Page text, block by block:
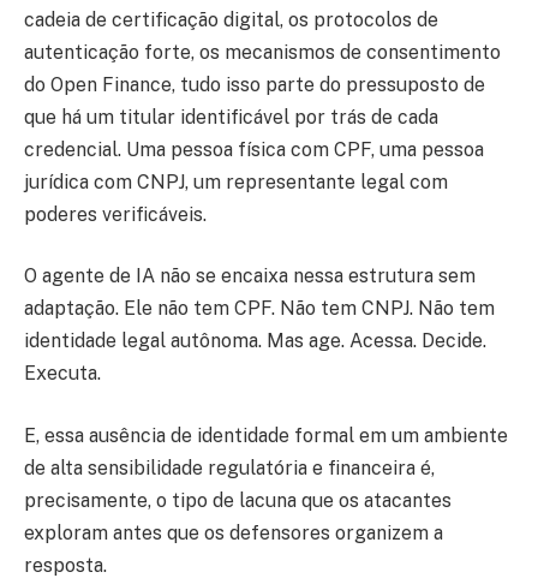
cadeia de certificação digital, os protocolos de
autenticação forte, os mecanismos de consentimento
do Open Finance, tudo isso parte do pressuposto de
que há um titular identificável por trás de cada
credencial. Uma pessoa física com CPF, uma pessoa
jurídica com CNPJ, um representante legal com
poderes verificáveis.
O agente de IA não se encaixa nessa estrutura sem
adaptação. Ele não tem CPF. Não tem CNPJ. Não tem
identidade legal autônoma. Mas age. Acessa. Decide.
Executa.
E, essa ausência de identidade formal em um ambiente
de alta sensibilidade regulatória e financeira é,
precisamente, o tipo de lacuna que os atacantes
exploram antes que os defensores organizem a
resposta.